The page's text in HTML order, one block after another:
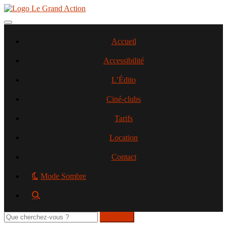
Aller
contenu
Toggle navigation
Accueil
Accessibilité
L’Édito
Ciné-clubs
Tarifs
Location
Contact
Mode Sombre
Rechercher
sur